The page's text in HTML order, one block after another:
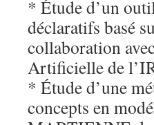
* Étude d’un
déclaratifs basé
collaboration
Artificielle de
* Étude d’une
concepts en